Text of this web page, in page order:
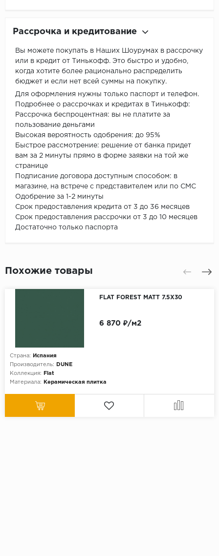
Рассрочка и кредитование
Вы можете покупать в Наших Шоурумах в рассрочку
или в кредит от Тинькофф. Это быстро и удобно,
когда хотите более рационально распределить
бюджет и если нет всей суммы на покупку.
Для оформления нужны только паспорт и телефон.
Подробнее о рассрочках и кредитах в Тинькофф:
Рассрочка беспроцентная: вы не платите за
пользование деньгами
Высокая вероятность одобрения: до 95%
Быстрое рассмотрение: решение от банка придет
вам за 2 минуты прямо в форме заявки на той же
странице
Подписание договора доступным способом: в
магазине, на встрече с представителем или по СМС
Одобрение за 1-2 минуты
Срок предоставления кредита от 3 до 36 месяцев
Срок предоставления рассрочки от 3 до 10 месяцев
Достаточно только паспорта
Похожие товары
FLAT FOREST MATT 7.5X30
Страна:
Испания
Производитель:
DUNE
Коллекция:
Flat
Материала:
Керамическая плитка
6 870 ₽/м2